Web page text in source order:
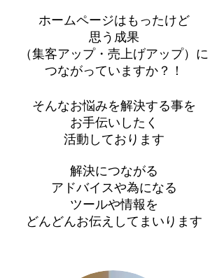
ホームページはもったけど
思う成果
（集客アップ・売上げアップ）に
つながっていますか？！
そんなお悩みを解決する事を
お手伝いしたく
活動しております
解決につながる
アドバイスや為になる
ツールや情報を
​どんどんお伝えしてまいります